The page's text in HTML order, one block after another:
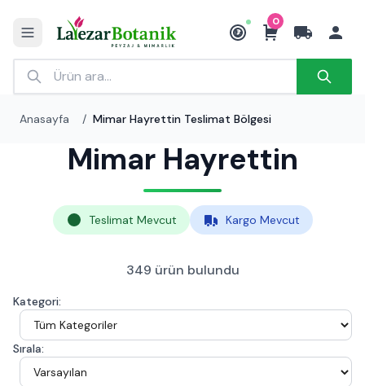
₺
0
Anasayfa / Mimar Hayrettin Teslimat Bölgesi
Mimar Hayrettin
Teslimat Mevcut Kargo Mevcut
349 ürün bulundu
Kategori:
Sırala: